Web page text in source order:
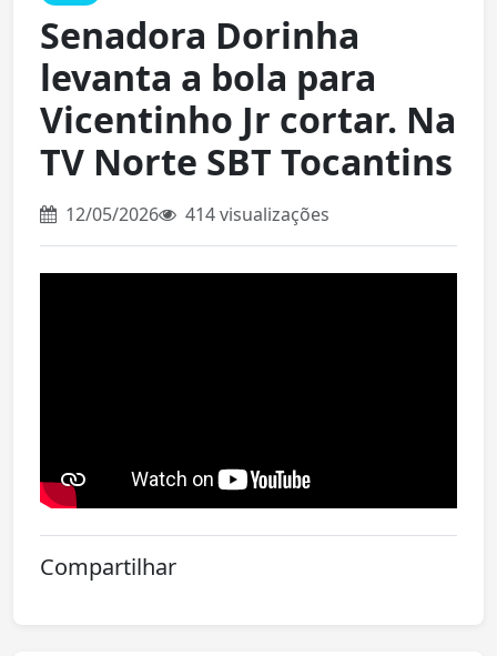
Senadora Dorinha
levanta a bola para
Vicentinho Jr cortar. Na
TV Norte SBT Tocantins
12/05/2026 414 visualizações
Compartilhar